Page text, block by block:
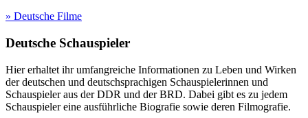
» Deutsche Filme
Deutsche Schauspieler
Hier erhaltet ihr umfangreiche Informationen zu Leben und Wirken
der deutschen und deutschsprachigen Schauspielerinnen und
Schauspieler aus der DDR und der BRD. Dabei gibt es zu jedem
Schauspieler eine ausführliche Biografie sowie deren Filmografie.